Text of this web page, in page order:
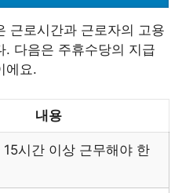
근로시간과 근로자의 고용
. 다음은 주휴수당의 지급
에요.
내용
15시간 이상 근무해야 한